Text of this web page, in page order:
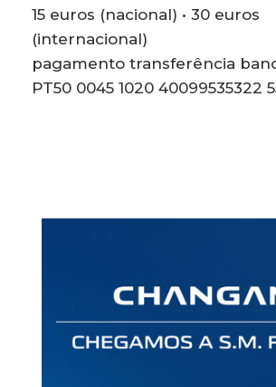
15 euros (nacional) • 30 euros
(internacional)
pagamento transferência
PT50 0045 1020 40099535322